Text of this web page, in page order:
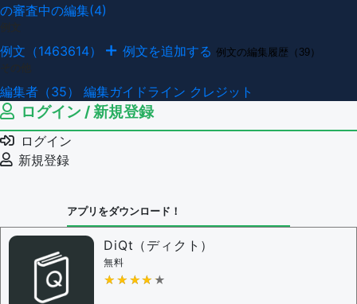
の審査中の編集(4)
例文（1463614） 例文を追加する 例文の編集履歴（39）
編集者（35） 編集ガイドライン クレジット
ログイン / 新規登録
ログイン
新規登録
アプリをダウンロード！
DiQt（ディクト）
無料
★★★★★
★★★★★